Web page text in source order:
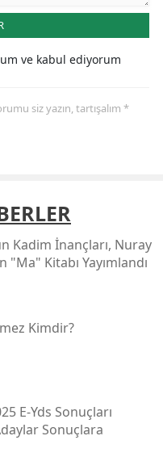
ve kabul ediyorum
siz yazın, tartışalım *
Kadim İnançları, Nuray
"ma" Kitabı Yayımlandı
Kimdir?
E-Yds Sonuçları
Sonuçlara